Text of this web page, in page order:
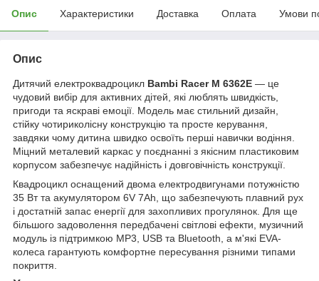
Опис Характеристики Доставка Оплата Умови
Опис
Дитячий електроквадроцикл Bambi Racer M 6362E — це
чудовий вибір для активних дітей, які люблять швидкість,
пригоди та яскраві емоції. Модель має стильний дизайн,
стійку чотириколісну конструкцію та просте керування,
завдяки чому дитина швидко освоїть перші навички водіння.
Міцний металевий каркас у поєднанні з якісним пластиковим
корпусом забезпечує надійність і довговічність конструкції.
Квадроцикл оснащений двома електродвигунами потужністю
35 Вт та акумулятором 6V 7Ah, що забезпечують плавний рух
і достатній запас енергії для захопливих прогулянок. Для ще
більшого задоволення передбачені світлові ефекти, музичний
модуль із підтримкою MP3, USB та Bluetooth, а м'які EVA-
колеса гарантують комфортне пересування різними типами
покриття.